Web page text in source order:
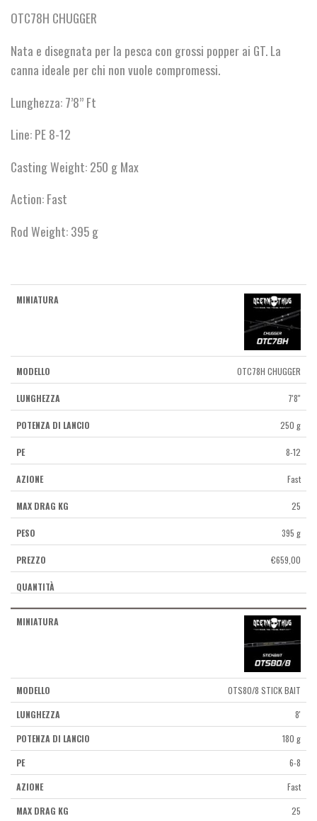
OTC78H CHUGGER
Nata e disegnata per la pesca con grossi popper ai GT. La
canna ideale per chi non vuole compromessi.
Lunghezza: 7’8” Ft
Line: PE 8-12
Casting Weight: 250 g Max
Action: Fast
Rod Weight: 395 g
OTC78H CHUGGER
7'8''
250 g
8-12
Fast
25
395 g
€659,00
OTS80/8 STICK BAIT
8'
180 g
6-8
Fast
25